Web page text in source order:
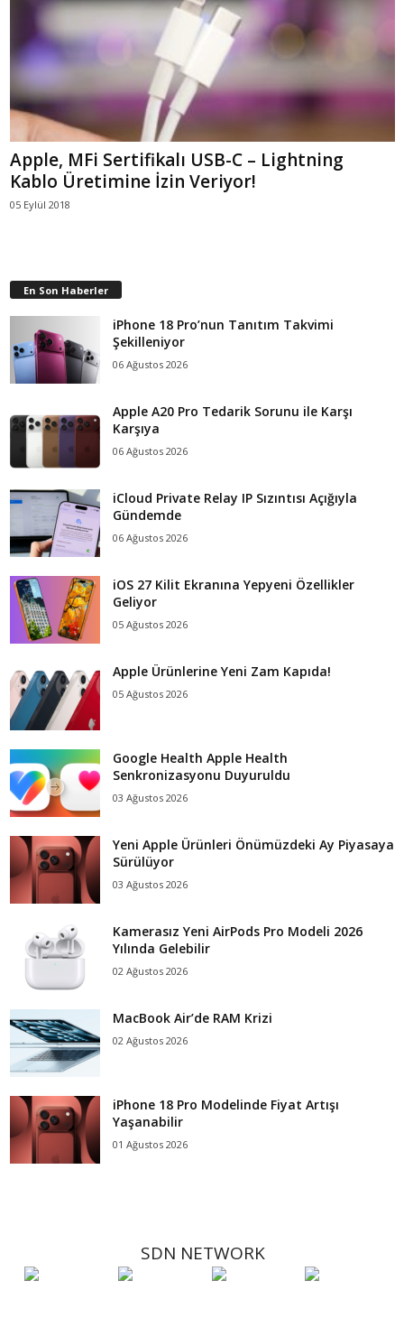
Apple, MFi Sertifikalı USB-C – Lightning
Kablo Üretimine İzin Veriyor!
05 Eylül 2018
En Son Haberler
iPhone 18 Pro’nun Tanıtım Takvimi
Şekilleniyor
06 Ağustos 2026
Apple A20 Pro Tedarik Sorunu ile Karşı
Karşıya
06 Ağustos 2026
iCloud Private Relay IP Sızıntısı Açığıyla
Gündemde
06 Ağustos 2026
iOS 27 Kilit Ekranına Yepyeni Özellikler
Geliyor
05 Ağustos 2026
Apple Ürünlerine Yeni Zam Kapıda!
05 Ağustos 2026
Google Health Apple Health
Senkronizasyonu Duyuruldu
03 Ağustos 2026
Yeni Apple Ürünleri Önümüzdeki Ay Piyasaya
Sürülüyor
03 Ağustos 2026
Kamerasız Yeni AirPods Pro Modeli 2026
Yılında Gelebilir
02 Ağustos 2026
MacBook Air’de RAM Krizi
02 Ağustos 2026
iPhone 18 Pro Modelinde Fiyat Artışı
Yaşanabilir
01 Ağustos 2026
SDN NETWORK